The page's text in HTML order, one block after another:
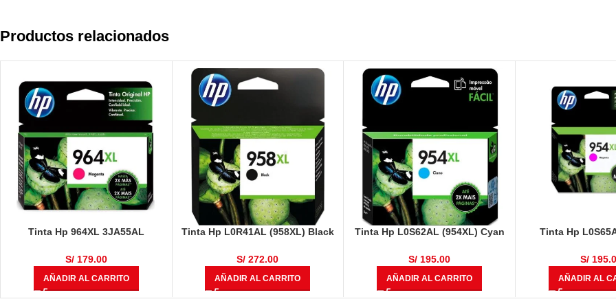
Productos relacionados
Tinta Hp 964XL 3JA55AL
9010, 9016, 9018, 9020
S/179.00
AÑADIR AL CARRITO
Tinta Hp L0R41AL (958XL) Black
S/ 272.00
AÑADIR AL CARRITO
Tinta Hp L0S62AL (954XL) Cyan
S/ 195.00
AÑADIR AL CARRITO
Tinta Hp
S/
AÑADIR AL